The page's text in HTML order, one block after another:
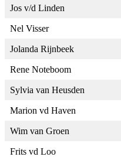
Jos v/d Linden
Nel Visser
Jolanda Rijnbeek
Rene Noteboom
Sylvia van Heusden
Marion vd Haven
Wim van Groen
Frits vd Loo